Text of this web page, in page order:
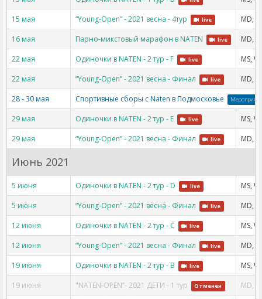
15 мая
“Young-Open” - 2021 весна - 4тур live
MD,
16 мая
Парно-микстовый марафон в NATEN live
MD,
22 мая
Одиночки в NATEN - 2 тур - F live
MS,
22 мая
“Young-Open” - 2021 весна - Финал live
MD,
28 - 30 мая
Спортивные сборы с Naten в Подмосковье
29 мая Одиночки в NATEN - 2 тур - E live
MS,
29 мая
“Young-Open” - 2021 весна - Финал live MD,
Июнь 2021
5 июня Одиночки в NATEN - 2 тур - D live
MS,
5 июня
“Young-Open” - 2021 весна - Финал live
MD,
12 июня
Одиночки в NATEN - 2 тур - C live
MS,
12 июня
“Young-Open” - 2021 весна - Финал live
MD,
19 июня
Одиночки в NATEN - 2 тур - B live
MS,
19 июня
"NATEN-OPEN”- 2021 ДЕТИ - 1 тур Отменен
MD,